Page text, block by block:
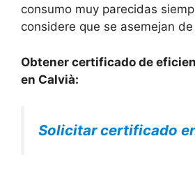
consumo muy parecidas
considere que se asemejan
Obtener certificado de
en Calvià:
Solicitar certificado